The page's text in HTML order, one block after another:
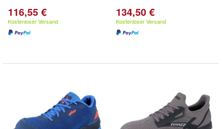
116,55 €
Kostenloser Versand
134,50 €
Kostenloser Versand